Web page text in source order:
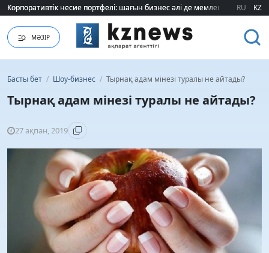
Корпоративтік несие портфелі: шағын бизнес әлі де мемлекеттік
Корпоративтік несие портфелі: шағын бизнес әлі де мемлекеттікRU KZ
МӘЗІР
Басты бет / Шоу-бизнес / Тырнақ адам мінезі туралы не айтады?
Тырнақ адам мінезі туралы не айтады?
27 ақпан, 2019